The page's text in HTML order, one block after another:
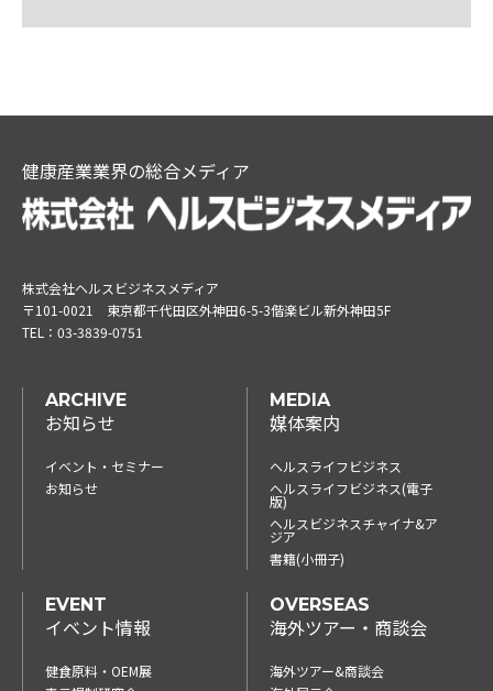
健康産業業界の総合メディア
株式会社ヘルスビジネスメディア
〒101-0021 東京都千代田区外神田6-5-3偕楽ビル新外神田5F
TEL： 03-3839-0751
ARCHIVE
お知らせ
イベント・セミナー
お知らせ
MEDIA
媒体案内
ヘルスライフビジネス
ヘルスライフビジネス(電子
版)
ヘルスビジネスチャイナ&ア
ジア
書籍(小冊子)
EVENT
イベント情報
健食原料・OEM展
OVERSEAS
海外ツアー・商談会
海外ツアー&商談会